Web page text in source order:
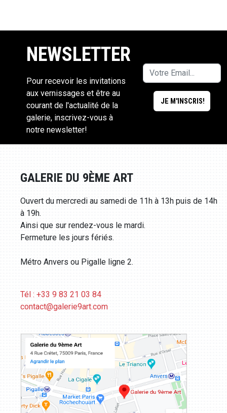
NEWSLETTER
Pour recevoir les invitations
aux vernissages et être au
courant de l'actualité de la
galerie, inscrivez-vous à
notre newsletter!
GALERIE DU 9ÈME ART
Ouvert du mercredi au samedi de 11h à 13h puis de 14h
à 19h.
Ainsi que sur rendez-vous le mardi.
Fermeture les jours fériés.
Métro Anvers ou Pigalle ligne 2.
Tél : +33 9 83 21 03 84
contact@galerie9art.com